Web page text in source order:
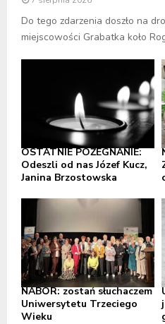
Do tego zdarzenia doszło na
miejscowości Grabatka koło
OSTATNIE POŻEGNANIE:
Odeszli od nas Józef Kucz,
Janina Brzostowska
NABÓR: zostań słuchaczem
Uniwersytetu Trzeciego
Wieku